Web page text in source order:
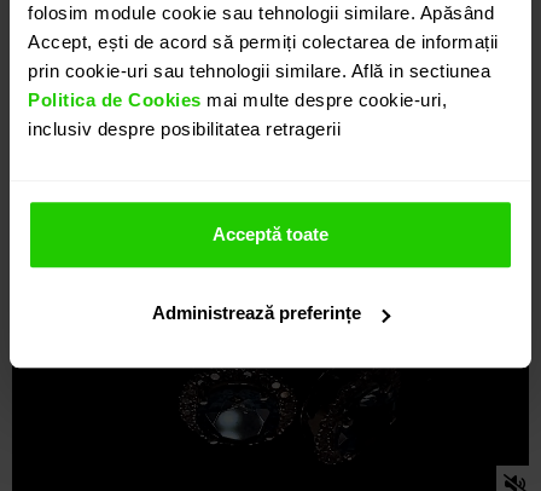
folosim module cookie sau tehnologii similare. Apăsând
Accept, ești de acord să permiți colectarea de informații
prin cookie-uri sau tehnologii similare. Află in sectiunea
Politica de Cookies mai multe despre cookie-uri,
inclusiv despre posibilitatea retragerii
Acceptă toate
Administrează preferințe